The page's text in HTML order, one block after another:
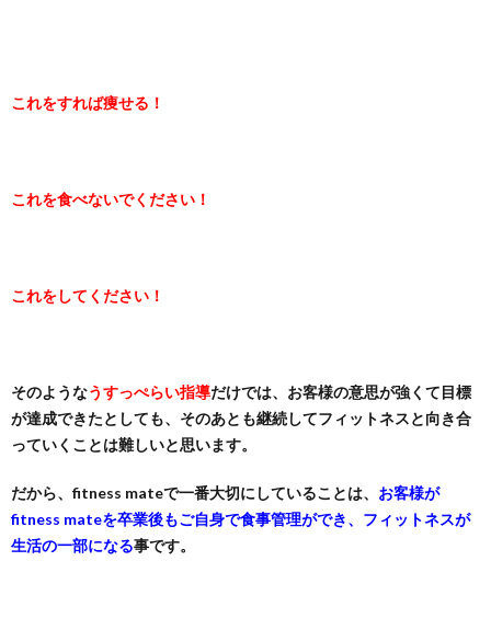
これをすれば痩せる！
これを食べないでください！
これをしてください！
そのようなうすっぺらい指導だけでは、お客様の意思が強くて目標
が達成できたとしても、そのあとも継続してフィットネスと向き合
っていくことは難しいと思います。
だから、fitness mateで一番大切にしていることは、 お客様が
fitness mateを卒業後もご自身で食事管理ができ、フィットネスが
生活の一部になる事です。